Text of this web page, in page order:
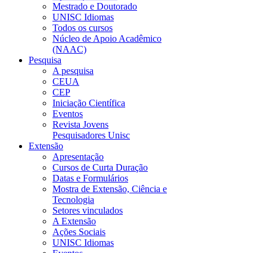
Mestrado e Doutorado
UNISC Idiomas
Todos os cursos
Núcleo de Apoio Acadêmico
(NAAC)
Pesquisa
A pesquisa
CEUA
CEP
Iniciação Científica
Eventos
Revista Jovens
Pesquisadores Unisc
Extensão
Apresentação
Cursos de Curta Duração
Datas e Formulários
Mostra de Extensão, Ciência e
Tecnologia
Setores vinculados
A Extensão
Ações Sociais
UNISC Idiomas